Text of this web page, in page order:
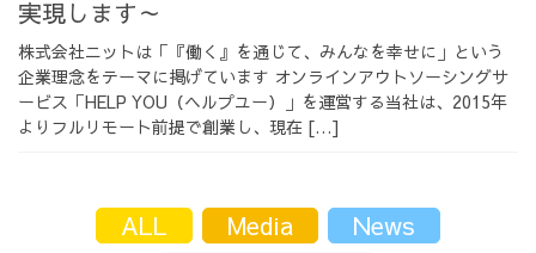
サービス
採用情報
採用情報トップ チームインタビュー01
実現します～
株式会社ニットは「『働く』を通じて、みんなを幸せに」という
企業理念をテーマに掲げています オンラインアウトソーシングサ
ービス「HELP YOU（ヘルプユー）」を運営する当社は、2015年
よりフルリモート前提で創業し、現在 […]
ALL Media
News